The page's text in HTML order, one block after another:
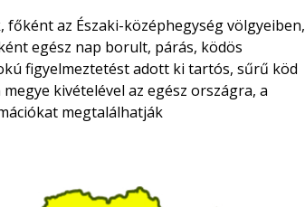
az Északi-középhegység völgyeiben,
egész nap borult, párás, ködös
figyelmeztetést adott ki tartós, sűrű köd
kivételével az egész országra, a
megtalálhatják